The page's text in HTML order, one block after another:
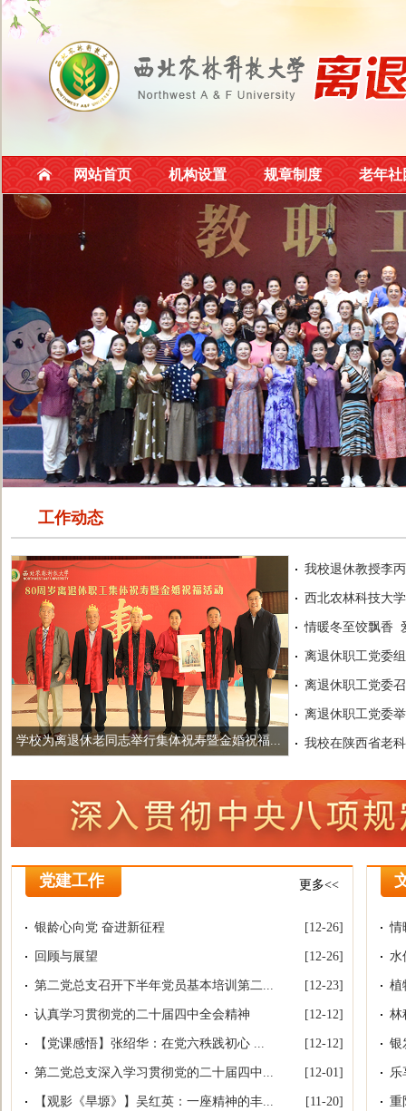
网站首页 机构设置 规章制度 老年社
工作动态
学校举行庆祝老年节大会
我校退休教授李
西北农林科技大
情暖冬至饺飘香
离退休职工党委
离退休职工党委
离退休职工党委
我校在陕西省老
更多<<
党建工作
[12-26]
银龄心向党 奋进新征程
[12-26]
回顾与展望
[12-23]
第二党总支召开下半年党员基本培训第二...
[12-12]
认真学习贯彻党的二十届四中全会精神
[12-12]
【党课感悟】张绍华：在党六秩践初心 ...
[12-01]
第二党总支深入学习贯彻党的二十届四中...
[11-20]
【观影《旱塬》】吴红英：一座精神的丰...
情
水
植
林
银
重